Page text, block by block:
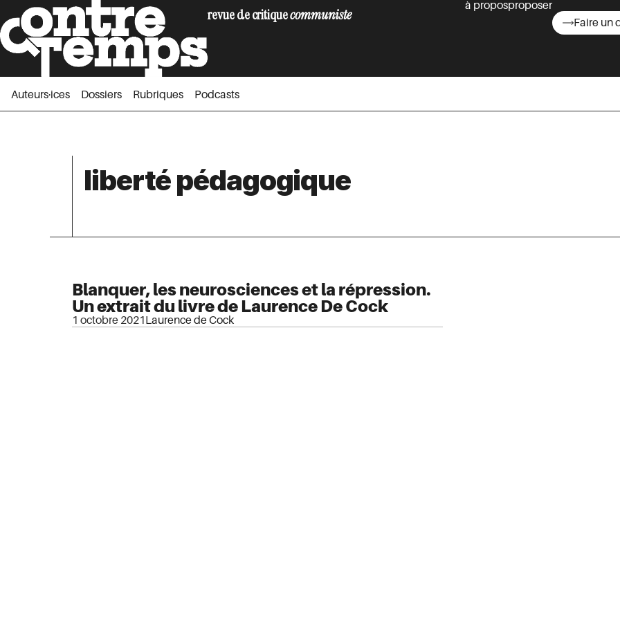
Auteurs·ices
revue de critiquecommuniste à proposproposer
Faire un
Auteurs·ices Dossiers Rubriques Podcasts
liberté pédagogique
Blanquer, les neurosciences et la répression.
Un extrait du livre de Laurence De Cock
1 octobre 2021 Laurence de Cock